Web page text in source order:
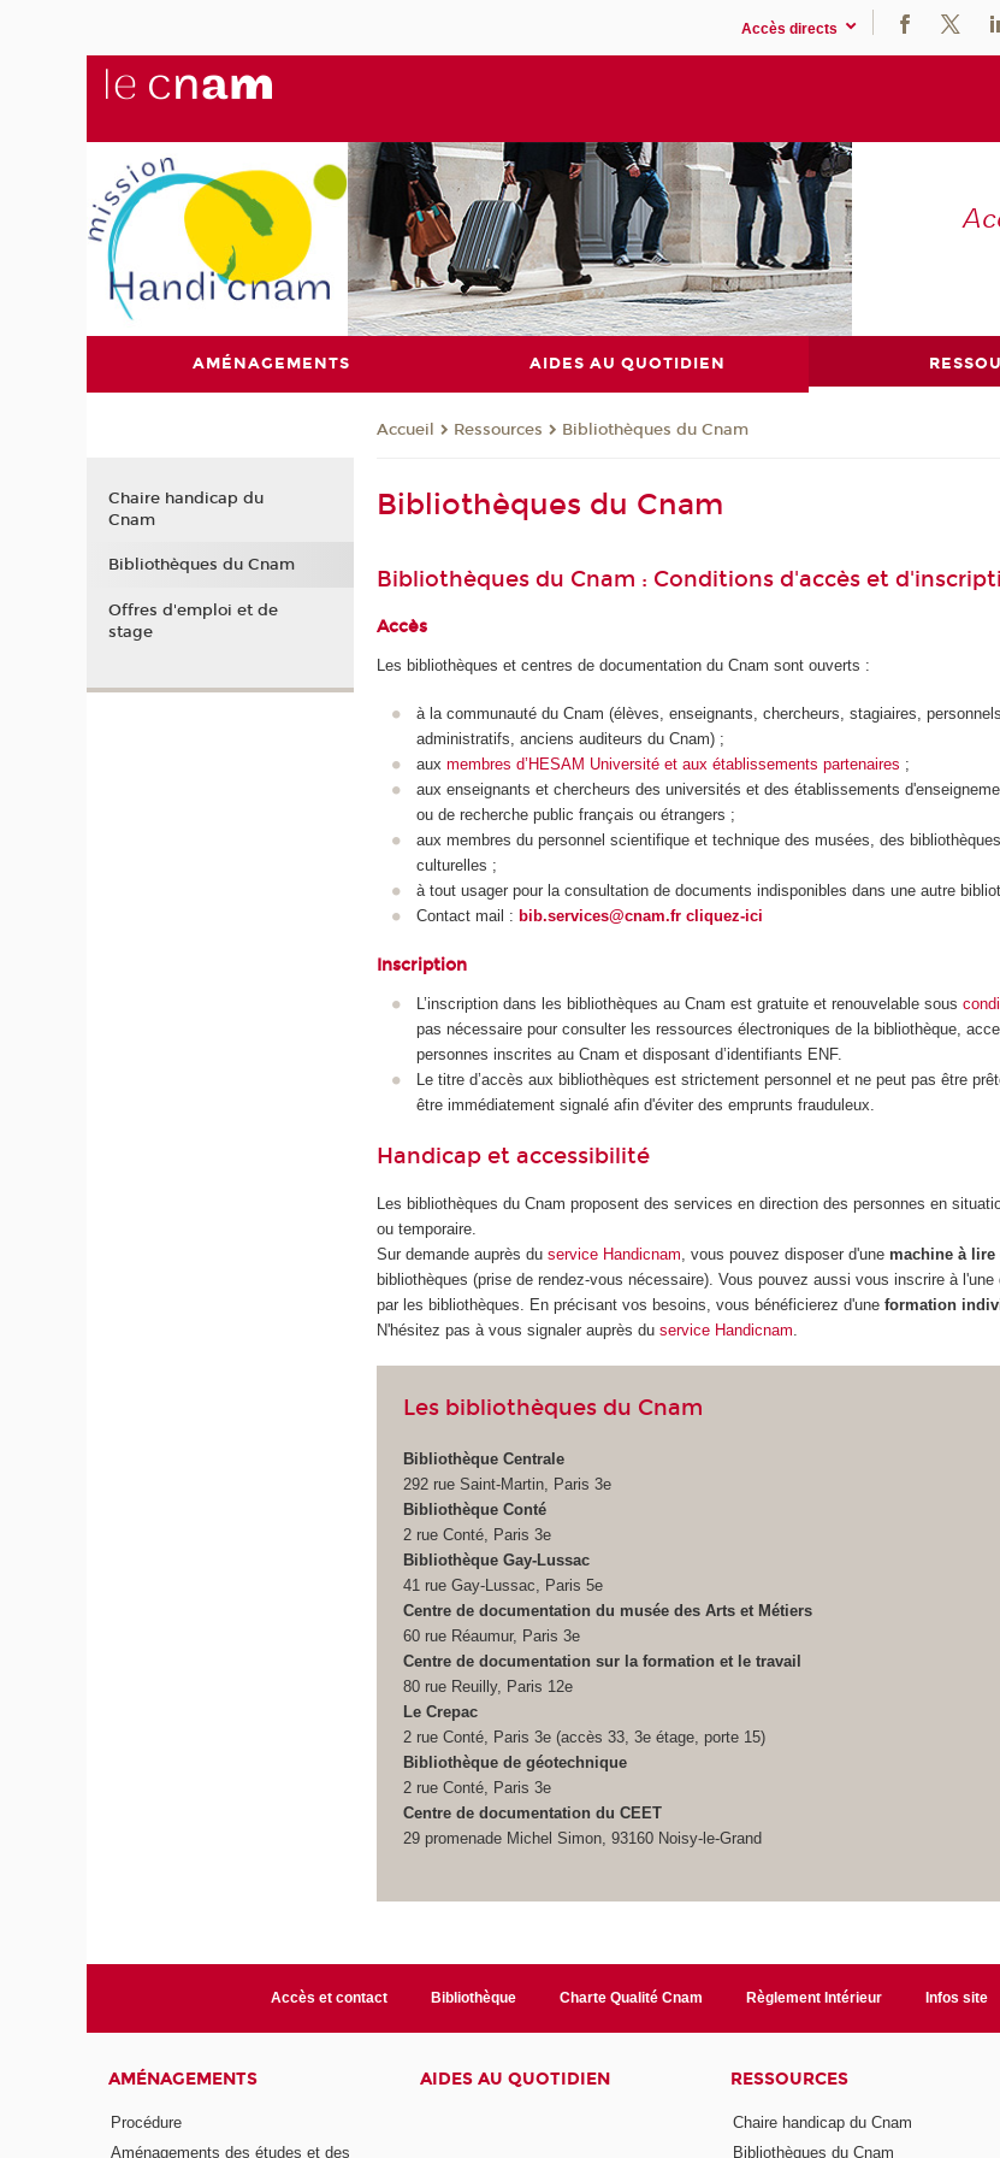
Accès directs
AMÉNAGEMENTS AIDES AU QUOTIDIEN
Accueil Ressources Bibliothèques du Cnam
Bibliothèques du Cnam
Bibliothèques du Cnam : Conditions d'accès et
Accès
Les bibliothèques et centres de documentation du Cnam sont ouverts :
à la communauté du Cnam (élèves, enseignants, chercheurs, stagiaires, personnels
administratifs, anciens auditeurs du Cnam) ;
aux membres d’HESAM Université et aux établissements partenaires ;
aux enseignants et chercheurs des universités et des établissements
ou de recherche public français ou étrangers ;
aux membres du personnel scientifique et technique des musées, des
culturelles ;
à tout usager pour la consultation de documents indisponibles dans une autre
Contact mail : bib.services@cnam.fr cliquez-ici
Inscription
L’inscription dans les bibliothèques au Cnam est gratuite et renouvelable sous
pas nécessaire pour consulter les ressources électroniques de la bibliothèque,
personnes inscrites au Cnam et disposant d’identifiants ENF.
Le titre d’accès aux bibliothèques est strictement personnel et ne peut pas être
être immédiatement signalé afin d'éviter des emprunts frauduleux.
Handicap et accessibilité
Les bibliothèques du Cnam proposent des services en direction des personnes en
ou temporaire.
Sur demande auprès duservice Handicnam , vous pouvez disposer d'unemachine à lire
bibliothèques (prise de rendez-vous nécessaire). Vous pouvez aussi vous inscrire à
par les bibliothèques. En précisant vos besoins, vous bénéficierez d'uneformation
N'hésitez pas à vous signaler auprès duservice Handicnam
Les bibliothèques du Cnam
Bibliothèque Centrale
292 rue Saint-Martin, Paris 3e
Bibliothèque Conté
2 rue Conté, Paris 3e
Bibliothèque Gay-Lussac
41 rue Gay-Lussac, Paris 5e
Centre de documentation du musée des Arts et Métiers
60 rue Réaumur, Paris 3e
Centre de documentation sur la formation et le travail
80 rue Reuilly, Paris 12e
Le Crepac
2 rue Conté, Paris 3e (accès 33, 3e étage, porte 15)
Bibliothèque de géotechnique
2 rue Conté, Paris 3e
Centre de documentation du CEET
29 promenade Michel Simon, 93160 Noisy-le-Grand
Chaire handicap du
Cnam
Bibliothèques du Cnam
Offres d'emploi et de
stage
Accès et contact Bibliothèque Charte Qualité Cnam Règlement Intérieur Infos site
AMÉNAGEMENTS
Procédure
Aménagements des études et des
AIDES AU QUOTIDIEN RESSOURCES
Chaire handicap du Cnam
Bibliothèques du Cnam